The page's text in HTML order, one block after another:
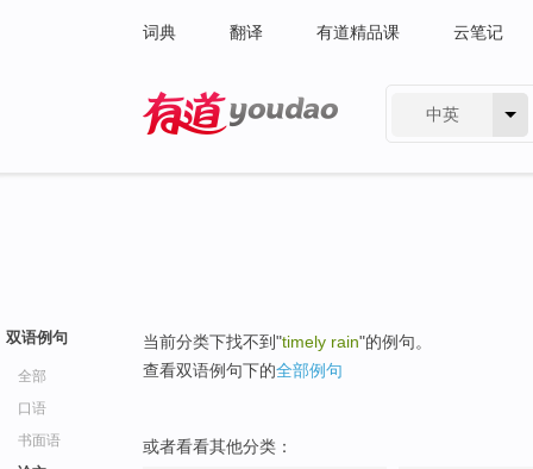
词典 翻译 有道精品课 云笔记
中英
双语例句
全部
口语
书面语
当前分类下找不到"timely rain"的例句。
查看双语例句下的全部例句
或者看看其他分类：